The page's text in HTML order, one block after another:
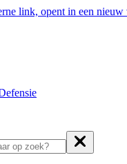
link, opent in een nieuw